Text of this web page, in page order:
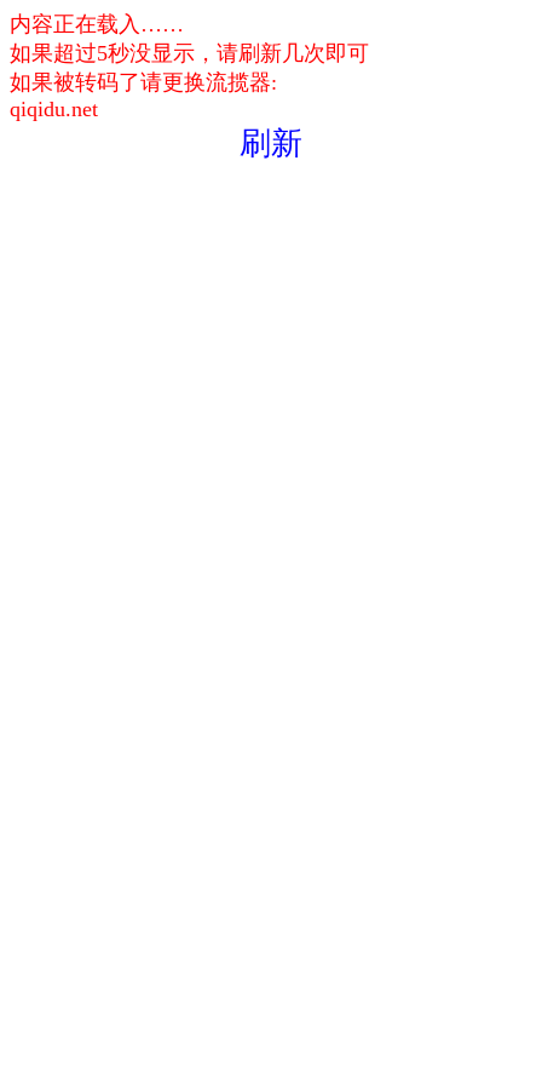
内容正在载入……
如果超过5秒没显示，请刷新几次即可
如果被转码了请更换流揽器:
qiqidu.net
刷新